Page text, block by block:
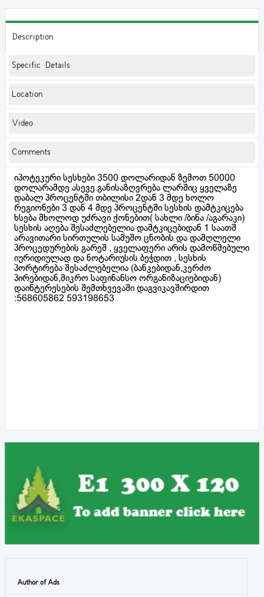
Description
Specific Details
Location
Video
Comments
იპოტეკური სესხები 3500 დოლარიდან ზემოთ 50000
დოლარამდე ასევე განისაზღვრება ლარშიც ყველაზე
დაბალ პროცენტში თბილისი 2დან 3 მდე ხოლო
რეგიონები 3 დან 4 მდე პროცენტში სესხის დამტკიცება
ხსება მხოლოდ უძრავი ქონებით( სახლი /ბინა /აგარაკი)
სესხის აღება შესაძლებელია დამტკიცებიდან 1 საათშ
არავითარი სირთულის სამუშო ცნობის და დამღლელი
პროცედურების გარეშ , ყველაფერი არის დამოწმებული
იურიდიულად და ნოტარიუსის ბეჭდით , სესხის
პორტირება შესაძლებელია (ბანკებიდან,კერძო
პირებიდან,მიკრო საფინანსო ორგანიზაციებიდან)
დაინტერესების შემთხვევაში დაგვიკავშირდით
:568605862 593198653
Author of Ads